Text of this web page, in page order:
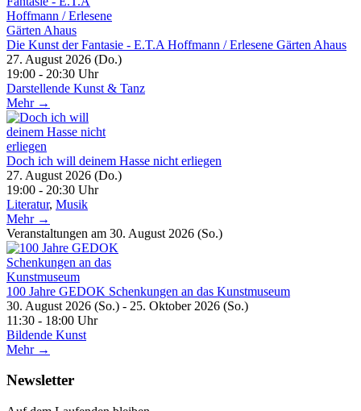
Die Kunst der Fantasie - E.T.A Hoffmann / Erlesene Gärten Ahaus
27. August 2026 (Do.)
19:00 - 20:30 Uhr
Darstellende Kunst & Tanz
Mehr →
Doch ich will deinem Hasse nicht erliegen
27. August 2026 (Do.)
19:00 - 20:30 Uhr
Literatur, Musik
Mehr →
Veranstaltungen am 30. August 2026 (So.)
100 Jahre GEDOK Schenkungen an das Kunstmuseum
30. August 2026 (So.) - 25. Oktober 2026 (So.)
11:30 - 18:00 Uhr
Bildende Kunst
Mehr →
Newsletter